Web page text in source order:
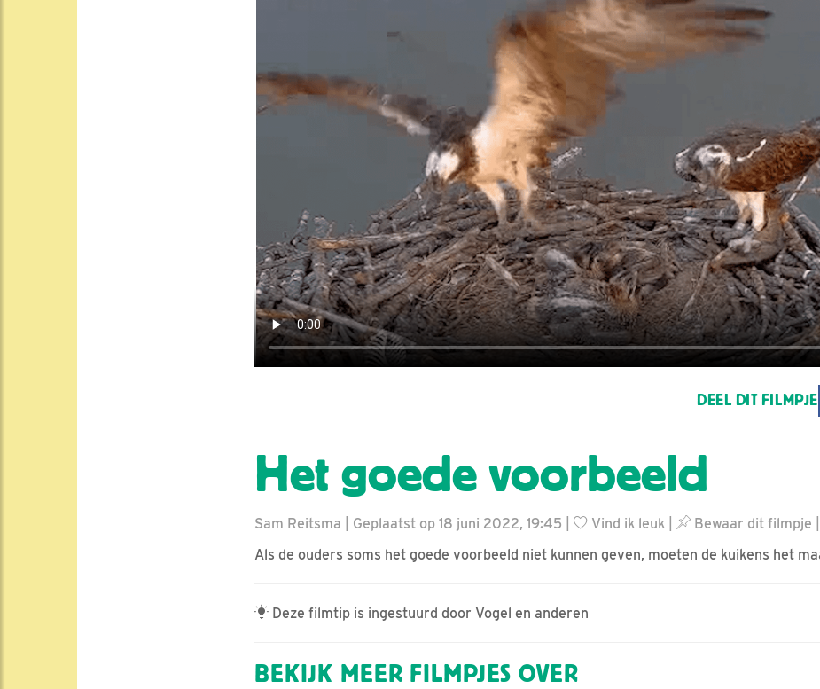
DEEL DIT FILMPJE
Het goede voorbeeld
Sam Reitsma | Geplaatst op 18 juni 2022, 19:45 | Vind ik leuk Bewaar dit filmpje
Als de ouders soms het goede voorbeeld niet kunnen geven, moeten de kuikens het
Deze filmtip is ingestuurd door Vogel en anderen
BEKIJK MEER FILMPJES OVER